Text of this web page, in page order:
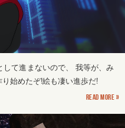
て進まないので、 我等が、み
始めたぞ!絵も凄い進歩だ!
Read more »